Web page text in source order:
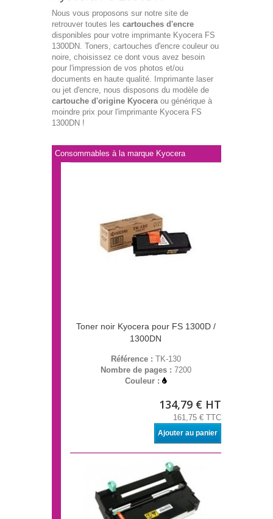
Nous vous proposons sur notre site de
retrouver toutes les cartouches d'encre
disponibles pour votre imprimante Kyocera FS
1300DN. Toners, cartouches d'encre couleur ou
noire, choisissez ce dont vous avez besoin
pour l'impression de vos photos et/ou
documents en haute qualité. Imprimante laser
ou jet d'encre, nous disposons du modèle de
cartouche d'origine Kyoceraou générique à
moindre prix pour l'imprimante Kyocera FS
1300DN !
Consommables à la marque Kyocera
Toner noir Kyocera pour FS 1300D /
1300DN
Référence : TK-130
Nombre de pages : 7200
Couleur :
134,79 € HT
161,75 € TTC
Ajouter au panier